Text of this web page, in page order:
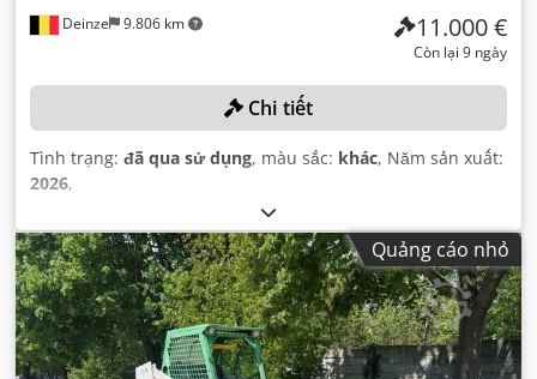
Deinze 9.806 km 11.000 €
Còn lại 9 ngày
Chi tiết
Tình trạng: đã qua sử dụng, màu sắc: khác, Năm sản xuất:
2026,
Quảng cáo nhỏ